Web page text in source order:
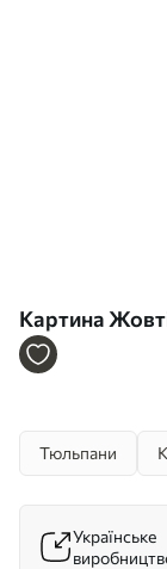
Картина
Тюльпани
Українське